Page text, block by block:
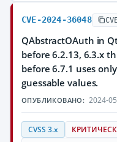
CVE-2024-36048
QAbstractOAuth in
before 6.2.13, 6.3.x
before 6.7.1 uses
guessable values.
ОПУБЛИКОВАНО: 2024-
CVSS 3.x